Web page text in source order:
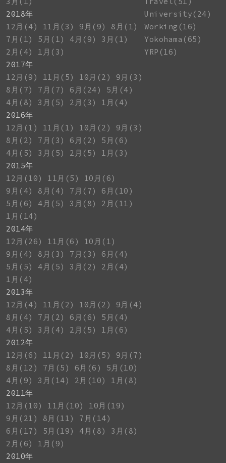
2018年
12月(4)
11月(3) 9月(9)
8月(1)
7月(1)
5月(1) 4月(9)
3月(1)
2月(4)
1月(3)
2017年
12月(9)
11月(5) 10月(2)
9月(3)
8月(7)
7月(7) 6月(24)
5月(4)
4月(8)
3月(5) 2月(3)
1月(4)
2016年
12月(1)
11月(1) 10月(2)
9月(3)
8月(2)
7月(3) 6月(2)
5月(6)
4月(5)
3月(5) 2月(5)
1月(3)
2015年
12月(10)
11月(5)
10月(6)
9月(4)
8月(4) 7月(7)
6月(10)
5月(6)
4月(5) 3月(8)
2月(11)
1月(14)
2014年
12月(26)
11月(6)
10月(1)
9月(4)
8月(3) 7月(3)
6月(4)
5月(5)
4月(5) 3月(2)
2月(4)
1月(4)
2013年
12月(4)
11月(2) 10月(2)
9月(4)
8月(4)
7月(2) 6月(6)
5月(4)
4月(5)
3月(4) 2月(5)
1月(6)
2012年
12月(6)
11月(2) 10月(5)
9月(7)
8月(12)
7月(5) 6月(6)
5月(10)
4月(9)
3月(14) 2月(10)
1月(8)
2011年
12月(10)
11月(10)
10月(19)
9月(21)
8月(11)
7月(14)
6月(17)
5月(19) 4月(8)
3月(8)
2月(6)
1月(9)
2010年
University(24)
Working(16)
Yokohama(65)
YRP(16)